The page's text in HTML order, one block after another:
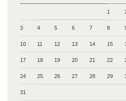
1
3 4 5 6 7 8
10 11 12 13 14 15
17 18 19 20 21 22
24 25 26 27 28 29
31